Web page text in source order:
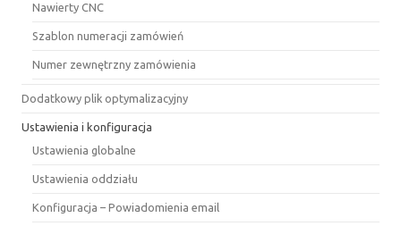
Nawierty CNC
Szablon numeracji zamówień
Numer zewnętrzny zamówienia
Dodatkowy plik optymalizacyjny
Ustawienia i konfiguracja
Ustawienia globalne
Ustawienia oddziału
Konfiguracja – Powiadomienia email